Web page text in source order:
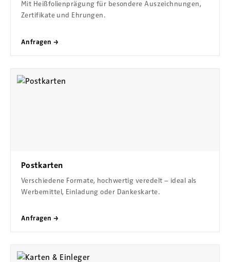
Mit Heißfolienprägung für besondere Auszeichnungen,
Zertifikate und Ehrungen.
Anfragen →
Postkarten
Verschiedene Formate, hochwertig veredelt – ideal als
Werbemittel, Einladung oder Dankeskarte.
Anfragen →